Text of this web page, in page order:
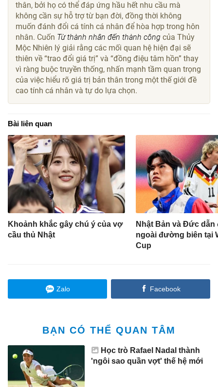
thân, bởi họ có thể đáp ứng hầu hết nhu cầu mà
không cần sự hỗ trợ từ bạn đời, đồng thời không
muốn đánh đổi cá tính cá nhân để hòa hợp trong hôn
nhân. Cuốn Từ thành nhân đến thành công của Thủy
Mộc Nhiên lý giải rằng các mối quan hệ hiện đại sẽ
thiên về “trao đổi giá trị” và “đồng điệu tâm hồn” thay
vì ràng buộc truyền thống, nhấn mạnh tầm quan trọng
của việc hiểu rõ giá trị bản thân trong một thế giới đề
cao tính cá nhân và tự do lựa chọn.
Bài liên quan
Khoảnh khắc gây chú ý của vợ
cầu thủ Nhật
Nhật Bản và Đức dẫn
ngoài đường biên tại
Cup
Zalo Facebook
BẠN CÓ THỂ QUAN TÂM
Học trò Rafael Nadal thành
'ngôi sao quần vợt' thế hệ mới